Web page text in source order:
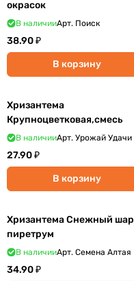
окрасок
В наличииАрт. Поиск
38.90 ₽
В корзину
Хризантема
Крупноцветковая,смесь
В наличииАрт. Урожай Удачи
27.90 ₽
В корзину
Хризантема Снежный шар
пиретрум
В наличииАрт. Семена Алтая
34.90 ₽